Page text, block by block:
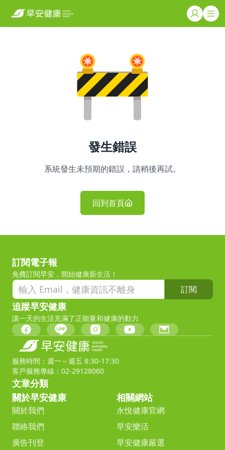
發生錯誤
系統發生未預期的錯誤，請稍後再試。
回到首頁
訂閱電子報
免費訂閱早安，開始健康新生活！
訂閱
追蹤早安健康
讓一天的生活充滿了正能量和健康的動力
服務時間：週一～週五 8:30-17:30
客戶服務專線：02-29128060
文章分類
關於早安健康
關於我們
聯絡我們
廣告刊登
相關網站
永悅健康官網
早安樂活
早安健康嚴選